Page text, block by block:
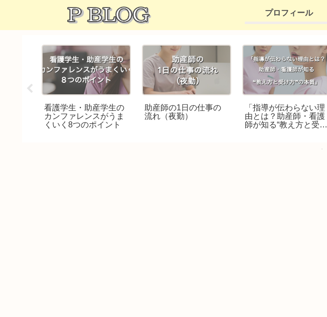
プロフィール
看護学生・助産学生の
カンファレンスがうま
くいく8つのポイント
助産師の1日の仕事の
流れ（夜勤）
「指導が伝わらない理
由とは？助産師・看護
師が知る“教え方と受け